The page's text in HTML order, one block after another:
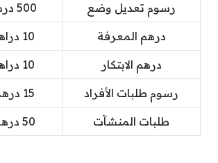
رسوم تعديل وضع 500 درهم إماراتي
درهم المعرفة 10 دراهم إماراتي
درهم الابتكار 10 دراهم إماراتي
رسوم طلبات الأفراد 15 درهماً إماراتي
طلبات المنشآت 50 درهماً إماراتي